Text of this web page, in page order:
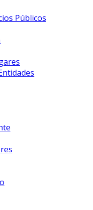
Públicos